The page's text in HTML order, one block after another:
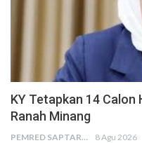
KY Tetapkan 14 Calon
Ranah Minang
PEMRED SAPTARIUS 8 Agu 2026